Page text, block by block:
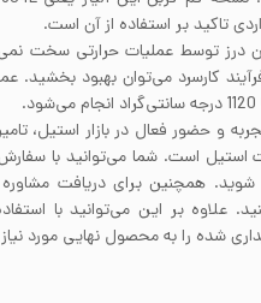
تاکید بر استفاده از آن است.
استیل 304 بدون درز توسط عملیات
و حضور فعال در بازار استیل،
استیل است. شما می‌توانید با
شوید. همچنین برای دریافت
کنید. علاوه بر این می‌توانید با
شده را به محصول نهایی مورد